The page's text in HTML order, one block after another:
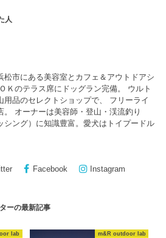
人
松市にある美容室とカフェ＆アウトドアシ
Ｋのテラス席にドッグラン完備。 ウルト
用品のセレクトショップで、 フリーライ
。 オーナーは美容師・登山・渓流釣り
シング）に知識豊富。愛犬はトイプードル
Facebook Instagram
ーの最新記事
lab m&R outdoor lab